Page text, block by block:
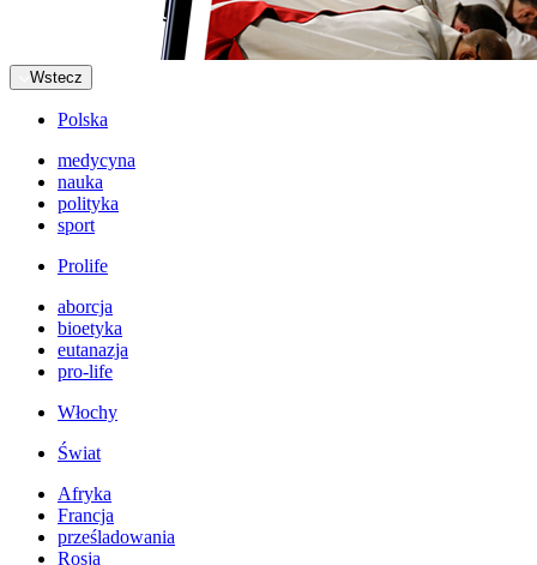
Wstecz
Polska
medycyna
nauka
polityka
sport
Prolife
aborcja
bioetyka
eutanazja
pro-life
Włochy
Świat
Afryka
Francja
prześladowania
Rosja